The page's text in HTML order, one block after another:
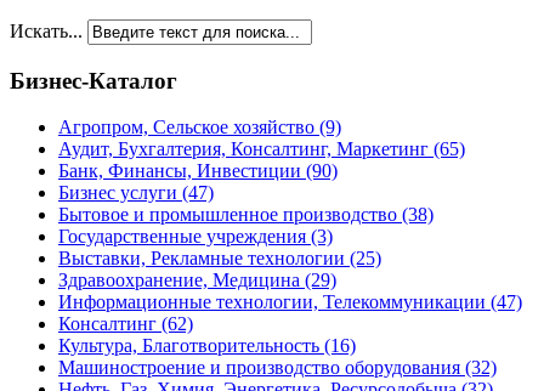
Искать...
Бизнес-Каталог
Агропром, Сельское хозяйство (9)
Аудит, Бухгалтерия, Консалтинг, Маркетинг (65)
Банк, Финансы, Инвестиции (90)
Бизнес услуги (47)
Бытовое и промышленное производство (38)
Государственные учреждения (3)
Выставки, Рекламные технологии (25)
Здравоохранение, Медицина (29)
Информационные технологии, Телекоммуникации (47)
Консалтинг (62)
Культура, Благотворительность (16)
Машиностроение и производство оборудования (32)